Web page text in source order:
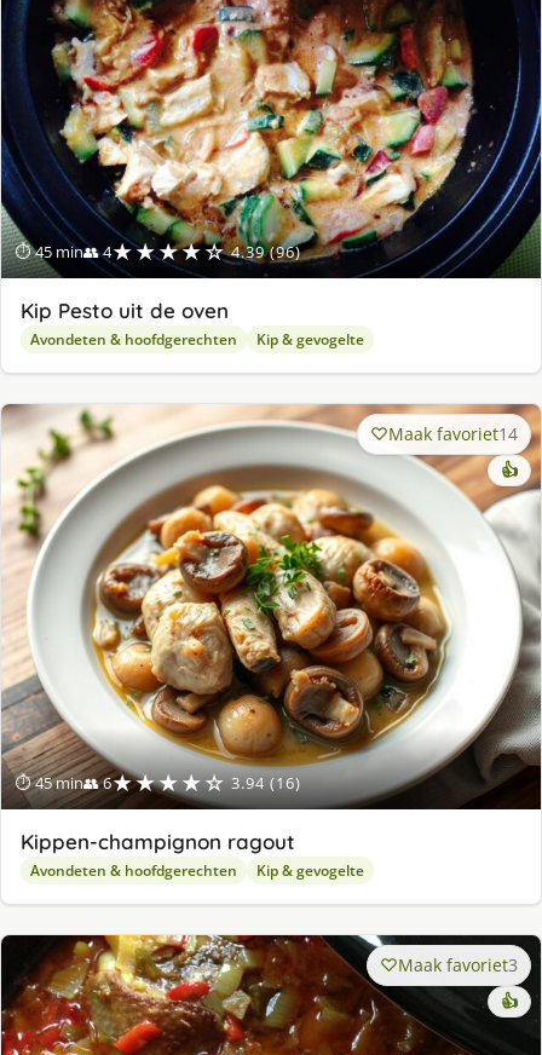
⏱ 45 min👥 4★★★★☆ 4.39 (96)
Kip Pesto uit de oven
Avondeten & hoofdgerechten Kip & gevogelte
⏱ 45 min👥 6★★★★☆ 3.94 (16)
Maak favoriet14
👍
Kippen-champignon ragout
Avondeten & hoofdgerechten Kip & gevogelte
Maak favoriet3
👍